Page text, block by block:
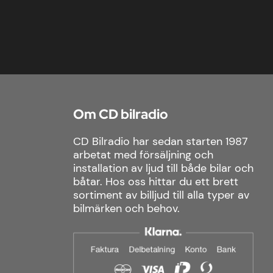
Om CD bilradio
CD Bilradio har sedan starten 1987
arbetat med försäljning och
installation av ljud till både bilar och
båtar. Hos oss hittar du ett brett
sortiment av billjud till alla typer av
bilmärken och behov.